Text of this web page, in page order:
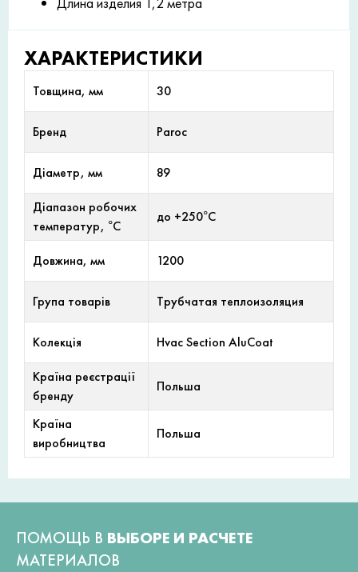
ХАРАКТЕРИСТИКИ
Товщина, мм 30
Бренд Paroc
Діаметр, мм 89
Діапазон робочих
температур, °С
до +250°С
Довжина, мм 1200
Група товарів Трубчатая теплоизоляция
Колекція Hvac Section AluCoat
Країна реєстрації
бренду
Польша
Країна
виробництва
Польша
ПОМОЩЬ В ВЫБОРЕ И РАСЧЕТЕ
МАТЕРИАЛОВ